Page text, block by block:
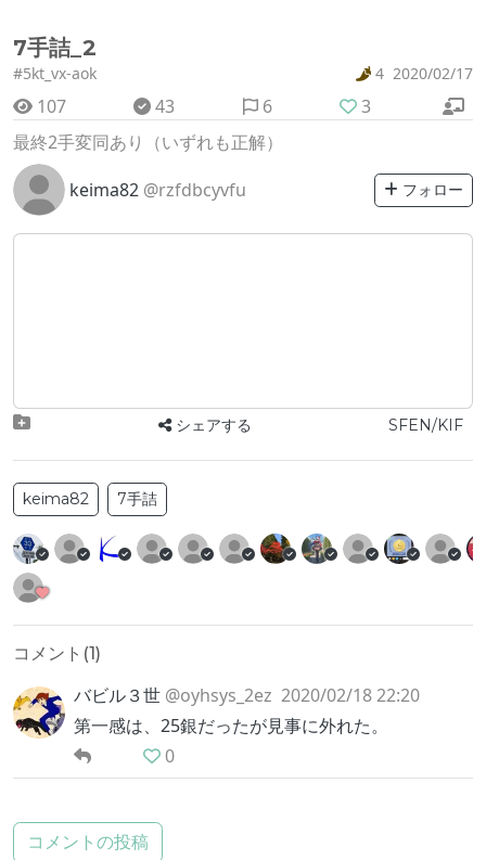
7手詰_2
#5kt_vx-aok 4 2020/02/17
107 43 6
3
最終2手変同あり（いずれも正解）
keima82 @rzfdbcyvfu フォロー
シェアする SFEN/KIF
keima82 7手詰
コメント(1)
バビル３世 @oyhsys_2ez 2020/02/18 22:20
第一感は、25銀だったが見事に外れた。
0
コメントの投稿